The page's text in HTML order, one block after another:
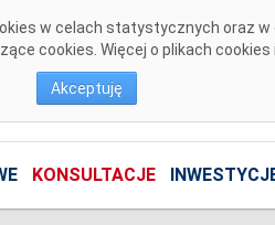
w celach statystycznych oraz
cookies. Więcej o plikach
Akceptuję
KONSULTACJE